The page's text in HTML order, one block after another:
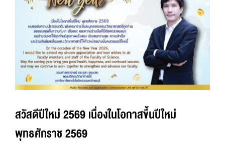
เครือข่ายความร่วมมือ
บริการวิชาการ
ความร่วมมือกับต่างประเทศ
ข่าวและกิจกรรม
สวัสดีปีใหม่ 2569 เนื่องในโอกาสขึ้นปีใหม่
พุทธศักราช 2569